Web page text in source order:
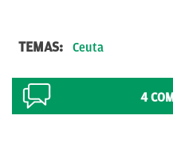
TEMAS: Ceuta
4